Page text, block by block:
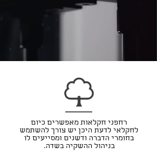
רחפני חקלאות מאפשרים כיום
לחקלאי לדעת היכן יש צורך להשתמש
בחומרי הדברה ודשנים ומסייעים לו
בניהול ההשקיה בשדה.